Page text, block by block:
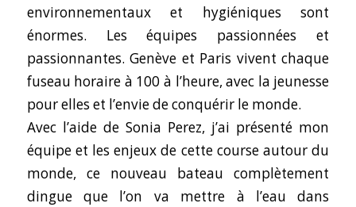
environnementaux et hygiéniques sont
énormes. Les équipes passionnées et
passionnantes. Genève et Paris vivent chaque
fuseau horaire à 100 à l’heure, avec la jeunesse
pour elles et l’envie de conquérir le monde.
Avec l’aide de Sonia Perez, j’ai présenté mon
équipe et les enjeux de cette course autour du
monde, ce nouveau bateau complètement
dingue que l’on va mettre à l’eau dans